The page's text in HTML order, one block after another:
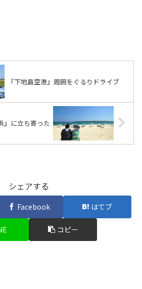
『下地島空港』周囲をぐるりドライブ
』に立ち寄った
シェアする
Facebook はてブ
コピー